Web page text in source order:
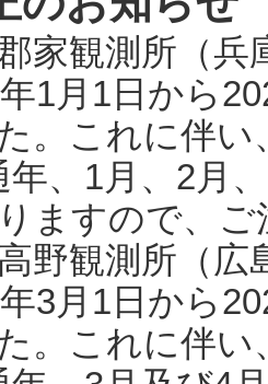
家観測所（
1月1日から
。これに伴い
年、1月、2月
ますので、
野観測所（
3月1日から
。これに伴い